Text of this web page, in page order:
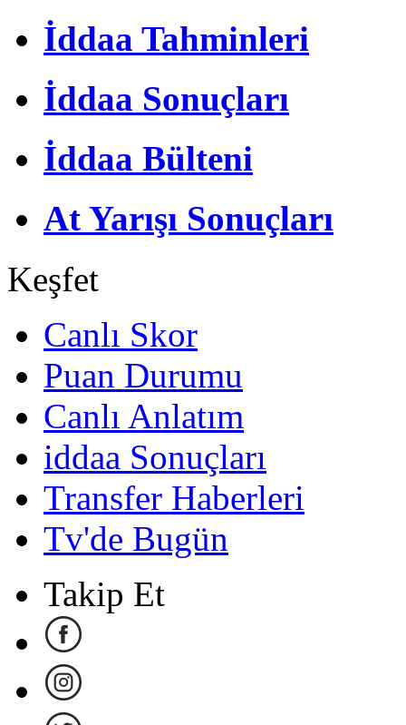
İddaa Tahminleri
İddaa Sonuçları
İddaa Bülteni
At Yarışı Sonuçları
Keşfet
Canlı Skor
Puan Durumu
Canlı Anlatım
iddaa Sonuçları
Transfer Haberleri
Tv'de Bugün
Takip Et